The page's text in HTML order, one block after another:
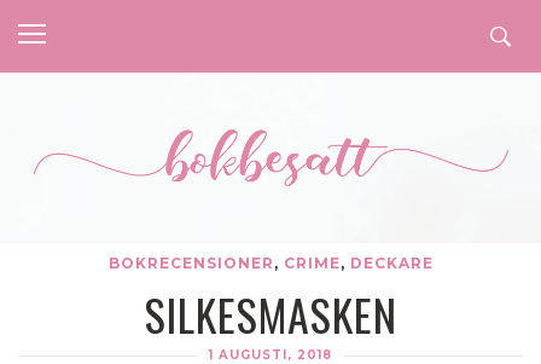
BOKRECENSIONER , CRIME, DECKARE
SILKESMASKEN
1 AUGUSTI, 2018